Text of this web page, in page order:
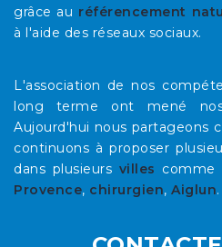
grâce au référencement
à l'aide des réseaux sociaux.
L'association de nos
long terme ont mené
Aujourd'hui nous partageons
continuons à proposer
dans plusieurs villes comme
Provence, chirurgien, Aiglun.